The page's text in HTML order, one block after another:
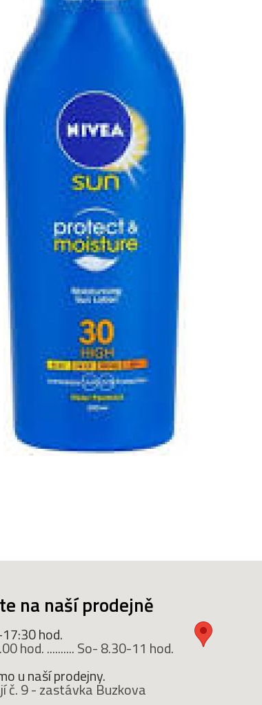
na naší prodejně
hod.
hod. .......... So- 8.30-11 hod.
u naší prodejny.
č. 9 - zastávka Buzkova